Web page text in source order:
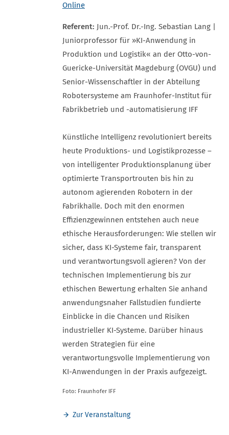
Online
Referent: Jun.-Prof. Dr.-Ing. Sebastian Lang |
Juniorprofessor für »KI-Anwendung in
Produktion und Logistik« an der Otto-von-
Guericke-Universität Magdeburg (OVGU) und
Senior-Wissenschaftler in der Abteilung
Robotersysteme am Fraunhofer-Institut für
Fabrikbetrieb und -automatisierung IFF
Künstliche Intelligenz revolutioniert bereits
heute Produktions- und Logistikprozesse –
von intelligenter Produktionsplanung über
optimierte Transportrouten bis hin zu
autonom agierenden Robotern in der
Fabrikhalle. Doch mit den enormen
Effizienzgewinnen entstehen auch neue
ethische Herausforderungen: Wie stellen wir
sicher, dass KI-Systeme fair, transparent
und verantwortungsvoll agieren? Von der
technischen Implementierung bis zur
ethischen Bewertung erhalten Sie anhand
anwendungsnaher Fallstudien fundierte
Einblicke in die Chancen und Risiken
industrieller KI-Systeme. Darüber hinaus
werden Strategien für eine
verantwortungsvolle Implementierung von
KI-Anwendungen in der Praxis aufgezeigt.
Foto: Fraunhofer IFF
Zur Veranstaltung